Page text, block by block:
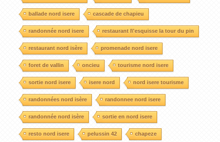
ballade nord isere cascade de chapieu
randonnée nord isere restaurant l\'esquisse la tour du pin
restaurant nord isère promenade nord isere
foret de vallin oncieu tourisme nord isere
sortie nord isere isere nord nord isere tourisme
randonnées nord isère randonnee nord isere
randonnée nord isère sortie en nord isere
resto nord isere pelussin 42 chapeze